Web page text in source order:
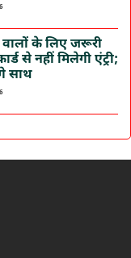
के लिए जरूरी
से नहीं मिलेगी एंट्री;
साथ